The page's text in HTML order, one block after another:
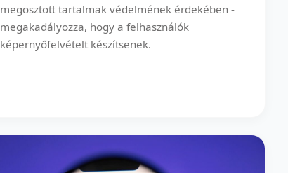
megosztott tartalmak védelmének érdekében -
megakadályozza, hogy a felhasználók
képernyőfelvételt készítsenek.